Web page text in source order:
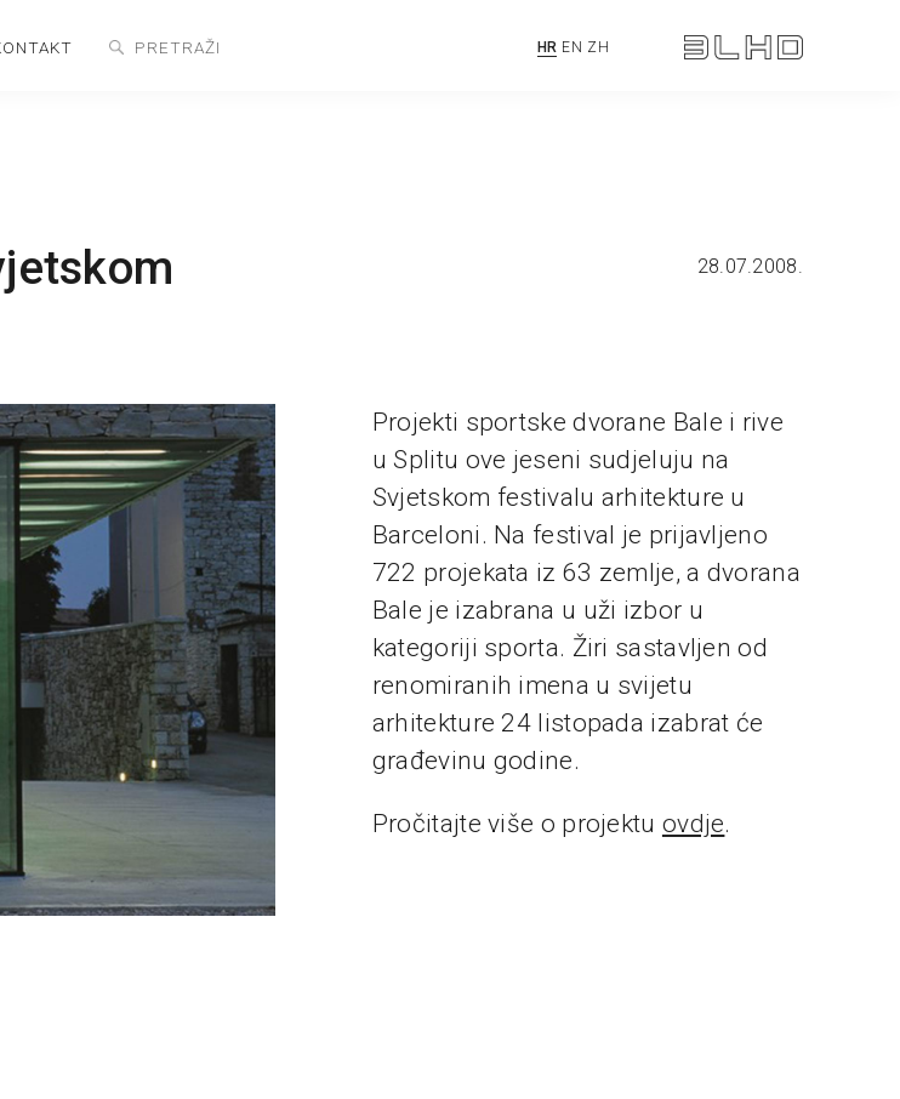
HR EN ZH
28.07.2008.
Projekti sportske dvorane Bale i rive
u Splitu ove jeseni sudjeluju na
Svjetskom festivalu arhitekture u
Barceloni. Na festival je prijavljeno
722 projekata iz 63 zemlje, a dvorana
Bale je izabrana u uži izbor u
kategoriji sporta. Žiri sastavljen od
renomiranih imena u svijetu
arhitekture 24 listopada izabrat će
građevinu godine.
Pročitajte više o projektu ovdje.